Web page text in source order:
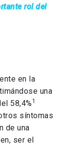
rol del
en la
una
58,4% 1
síntomas
de una
ser el